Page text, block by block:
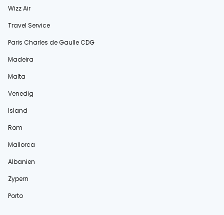
Wizz Air
Travel Service
Paris Charles de Gaulle CDG
Madeira
Malta
Venedig
Island
Rom
Mallorca
Albanien
Zypern
Porto